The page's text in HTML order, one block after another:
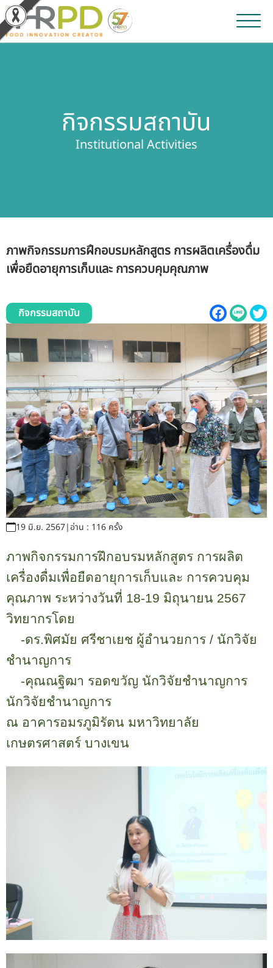
ผลิตภัณฑ์และจำหน่าย
เกี่ยวกับสถาบัน
บุคลากรสถาบัน
รับข้อร้องเรียนและข้อเสนอแนะ
ระบบสารสนเทศ (ใน)
ติดต่อเรา
สายตรงผู้บริหาร
กิจกรรมสถาบัน
Institutional Activities
ภาพกิจกรรมการฝึกอบรมหลักสูตร การผลิตเครื่องดื่ม
เพื่อยืดอายุการเก็บและ การควบคุมคุณภาพ
กิจกรรมสถาบัน
19 มิ.ย. 2567|อ่าน : 116 ครั้ง
ภาพกิจกรรมการฝึกอบรมหลักสูตร การผลิต
เครื่องดื่มเพื่อยืดอายุการเก็บและ การควบคุม
คุณภาพ ระหว่างวันที่ 18-19 มิถุนายน 2567
วิทยากรโดย
-ดร.พิศมัย ศรีชาเยช ผู้อำนวยการ / นักวิจัย
ชำนาญการ
-คุณณฐิฒา รอดขวัญ นักวิจัยชำนาญการ
นักวิจัยชำนาญการ
ณ อาคารอมรภูมิรัตน มหาวิทยาลัย
เกษตรศาสตร์ บางเขน